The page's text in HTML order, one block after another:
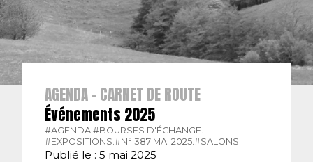
AGENDA - CARNET DE ROUTE
Événements 2025
#AGENDA. #BOURSES D'ÉCHANGE.
#EXPOSITIONS. #N° 387 MAI 2025. #SALONS.
Publié le : 5 mai 2025